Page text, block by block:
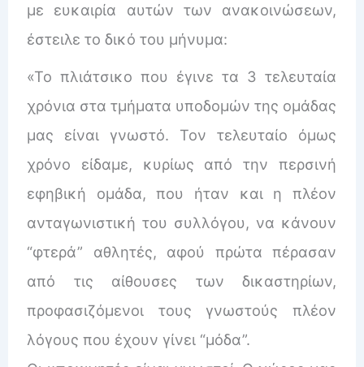
με ευκαιρία αυτών των ανακοινώσεων,
έστειλε το δικό του μήνυμα:
«Το πλιάτσικο που έγινε τα 3 τελευταία
χρόνια στα τμήματα υποδομών της ομάδας
μας είναι γνωστό. Τον τελευταίο όμως
χρόνο είδαμε, κυρίως από την περσινή
εφηβική ομάδα, που ήταν και η πλέον
ανταγωνιστική του συλλόγου, να κάνουν
“φτερά” αθλητές, αφού πρώτα πέρασαν
από τις αίθουσες των δικαστηρίων,
προφασιζόμενοι τους γνωστούς πλέον
λόγους που έχουν γίνει “μόδα”.